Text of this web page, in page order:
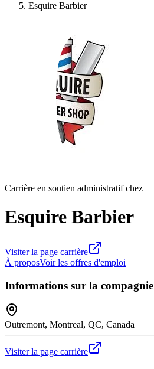
Esquire Barbier
Carrière en soutien administratif chez
Esquire Barbier
Visiter la page carrière
À proposVoir les offres d'emploi
Informations sur la compagnie
Outremont, Montreal, QC, Canada
Visiter la page carrière